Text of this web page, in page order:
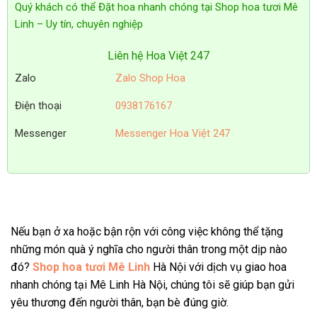
Quý khách có thể Đặt hoa nhanh chóng tại Shop hoa tươi Mê
Linh – Uy tín, chuyên nghiệp
Liên hệ Hoa Việt 247
Zalo Zalo Shop Hoa
Điện thoại 0938176167
Messenger Messenger Hoa Việt 247
Nếu bạn ở xa hoặc bận rộn với công việc không thể tặng
những món quà ý nghĩa cho người thân trong một dịp nào
đó? Shop hoa tươi Mê Linh Hà Nội với dịch vụ giao hoa
nhanh chóng tại Mê Linh Hà Nội, chúng tôi sẽ giúp bạn gửi
yêu thương đến người thân, bạn bè đúng giờ.